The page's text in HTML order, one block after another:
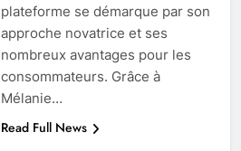
plateforme se démarque par son
approche novatrice et ses
nombreux avantages pour les
consommateurs. Grâce à
Mélanie…
Read Full News